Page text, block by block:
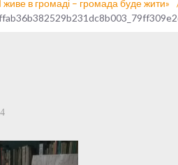
в громаді – громада буде жити»